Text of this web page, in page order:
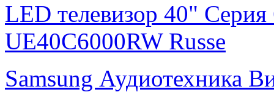
LED телевизор 40"
UE40C6000RW Russe
Samsung Аудиотехника